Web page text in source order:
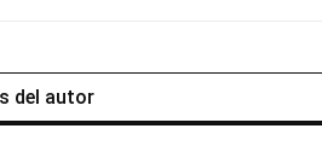
del autor